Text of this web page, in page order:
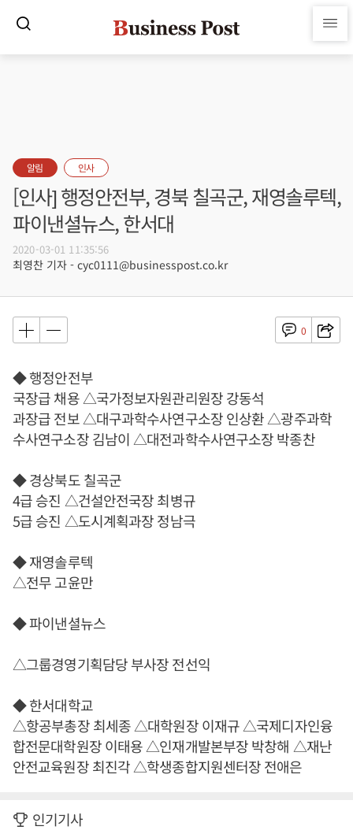
알림 인사
[인사] 행정안전부, 경북 칠곡군, 재영솔루텍,
파이낸셜뉴스, 한서대
2020-03-01 11:35:56
최영찬 기자 - cyc0111@businesspost.co.kr
0
◆ 행정안전부
국장급 채용 △국가정보자원관리원장 강동석
과장급 전보 △대구과학수사연구소장 인상환 △광주과학
수사연구소장 김남이 △대전과학수사연구소장 박종찬
◆ 경상북도 칠곡군
4급 승진 △건설안전국장 최병규
5급 승진 △도시계획과장 정남극
◆ 재영솔루텍
△전무 고윤만
◆ 파이낸셜뉴스
△그룹경영기획담당 부사장 전선익
◆ 한서대학교
△항공부총장 최세종 △대학원장 이재규 △국제디자인융
합전문대학원장 이태용 △인재개발본부장 박창해 △재난
안전교육원장 최진각 △학생종합지원센터장 전애은
인기기사